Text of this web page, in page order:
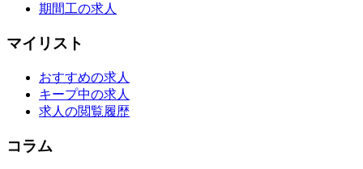
期間工の求人
マイリスト
おすすめの求人
キープ中の求人
求人の閲覧履歴
コラム